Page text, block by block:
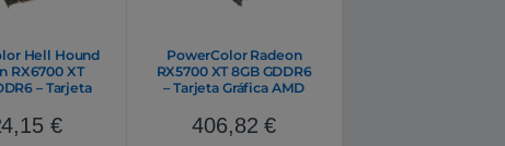
Hell Hound
RX6700 XT
– Tarjeta
€
PowerColor Radeon
RX5700 XT 8GB GDDR6
– Tarjeta Gráfica AMD
406,82€